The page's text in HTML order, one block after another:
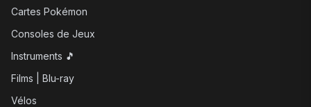
Cartes Pokémon
Consoles de Jeux
Instruments 🎵
Films | Blu-ray
Vélos